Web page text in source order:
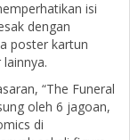
isi
dengan
poster kartun
“The Funeral
oleh 6 jagoan,
di